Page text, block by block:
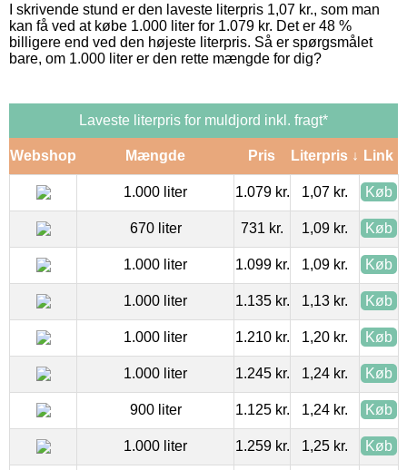
I skrivende stund er den laveste literpris 1,07 kr., som man
kan få ved at købe 1.000 liter for 1.079 kr. Det er 48 %
billigere end ved den højeste literpris. Så er spørgsmålet
bare, om 1.000 liter er den rette mængde for dig?
Laveste literpris for muldjord inkl. fragt*
Webshop Mængde Pris Literpris ↓ Link
1.000 liter 1.079 kr. 1,07 kr. Køb
670 liter 731 kr. 1,09 kr. Køb
1.000 liter 1.099 kr. 1,09 kr. Køb
1.000 liter 1.135 kr. 1,13 kr. Køb
1.000 liter 1.210 kr. 1,20 kr. Køb
1.000 liter 1.245 kr. 1,24 kr. Køb
900 liter 1.125 kr. 1,24 kr. Køb
1.000 liter 1.259 kr. 1,25 kr. Køb